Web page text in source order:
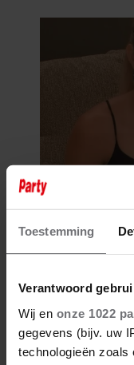
Toestemming
Verantwoord
Wij en onze 1022
gegevens (bijv. uw
technologieën